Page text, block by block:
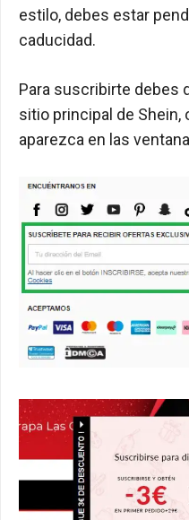
estilo, debes estar
caducidad.
Para suscribirte debes
sitio principal de Shein,
aparezca en las